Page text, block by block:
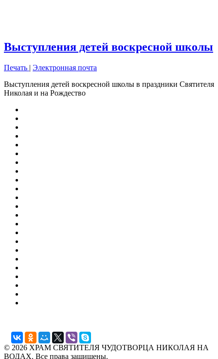
Выступления детей воскресной школы
Печать | Электронная почта
Выступления детей воскресной школы в праздники Святителя
Николая и на Рождество
© 2026 ХРАМ СВЯТИТЕЛЯ ЧУДОТВОРЦА НИКОЛАЯ НА
ВОДАХ. Все права защищены.